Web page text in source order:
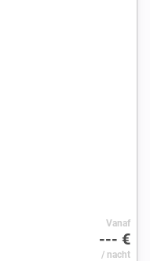
Vanaf
--- €
/ nacht